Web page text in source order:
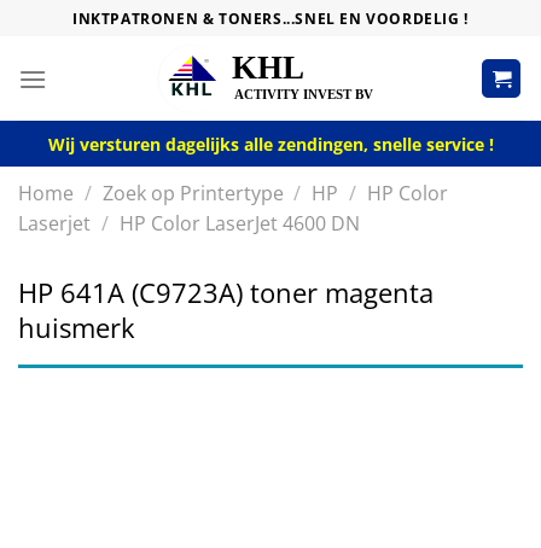
content
INKTPATRONEN & TONERS...SNEL EN VOORDELIG !
Wij versturen dagelijks alle zendingen, snelle service !
Home / Zoek op Printertype / HP / HP Color
Laserjet / HP Color LaserJet 4600 DN
HP 641A (C9723A) toner magenta
huismerk